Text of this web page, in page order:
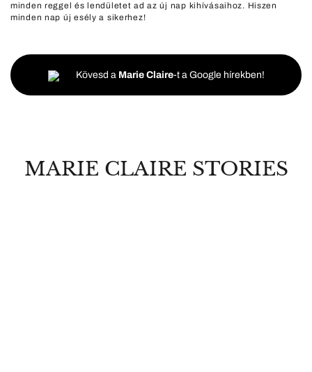
minden reggel és lendületet ad az új nap kihívásaihoz. Hiszen
minden nap új esély a sikerhez!
Kövesd a Marie Claire-t a Google hírekben!
MARIE CLAIRE STORIES